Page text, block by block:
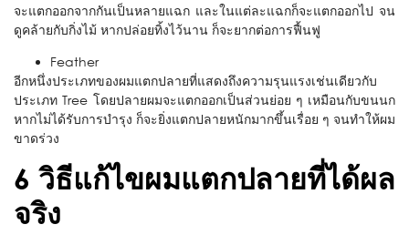
จะแตกออกจากกันเป็นหลายแฉก และในแต่ละแฉกก็จะแตกออกไป จน
ดูคล้ายกับกิ่งไม้ หากปล่อยทิ้งไว้นาน ก็จะยากต่อการฟื้นฟู
Feather
อีกหนึ่งประเภทของผมแตกปลายที่แสดงถึงความรุนแรงเช่นเดียวกับ
ประเภท Tree โดยปลายผมจะแตกออกเป็นส่วนย่อย ๆ เหมือนกับขนนก
หากไม่ได้รับการบำรุง ก็จะยิ่งแตกปลายหนักมากขึ้นเรื่อย ๆ จนทำให้ผม
ขาดร่วง
6 วิธีแก้ไขผมแตกปลายที่ได้ผล
จริง